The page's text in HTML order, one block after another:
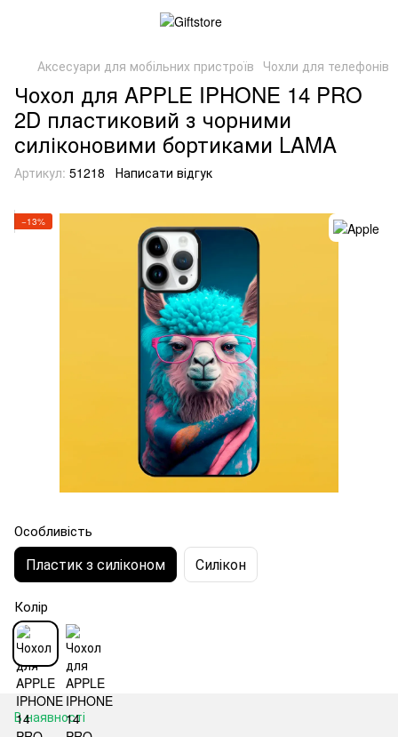
Аксесуари для мобільних пристроїв Чохли для телефонів
Чохол для APPLE IPHONE 14 PRO
2D пластиковий з чорними
силіконовими бортиками LAMA
Артикул: 51218 Написати відгук
−13%
Особливість
Пластик з силіконом Силікон
Колір
В наявності